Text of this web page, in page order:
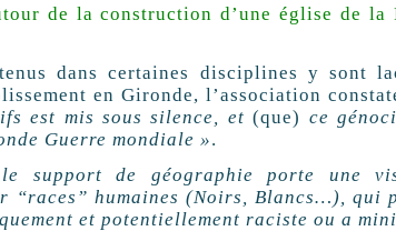
de la construction d’une église de la
dans certaines disciplines y sont
en Gironde, l’association
est mis sous silence, et(que) ce
Guerre mondiale ».
support de géographie porte une
“races” humaines (Noirs, Blancs…), qui
et potentiellement raciste ou a